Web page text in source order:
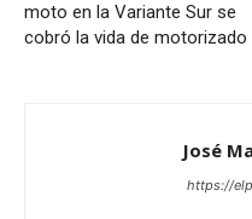
moto en la Variante Sur se
cobró la vida de motorizado
José
https://